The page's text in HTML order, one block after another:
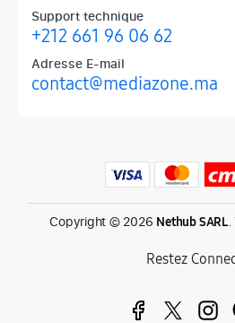
Support technique
+212 661 96 06 62
Adresse E-mail
contact@mediazone.ma
Produits phares chez
Retrouvez chez Mediazone les
Copyright © 2026 Nethub SARL.
Restez